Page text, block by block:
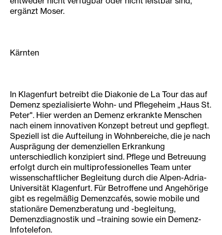
ergänzt Moser.
Kärnten
In Klagenfurt betreibt die Diakonie de La Tour das auf
Demenz spezialisierte Wohn- und Pflegeheim „Haus St.
Peter". Hier werden an Demenz erkrankte Menschen
nach einem innovativen Konzept betreut und gepflegt.
Speziell ist die Aufteilung in Wohnbereiche, die je nach
Ausprägung der demenziellen Erkrankung
unterschiedlich konzipiert sind. Pflege und Betreuung
erfolgt durch ein multiprofessionelles Team unter
wissenschaftlicher Begleitung durch die Alpen-Adria-
Universität Klagenfurt. Für Betroffene und Angehörige
gibt es regelmäßig Demenzcafés, sowie mobile und
stationäre Demenzberatung und -begleitung,
Demenzdiagnostik und –training sowie ein Demenz-
Infotelefon.